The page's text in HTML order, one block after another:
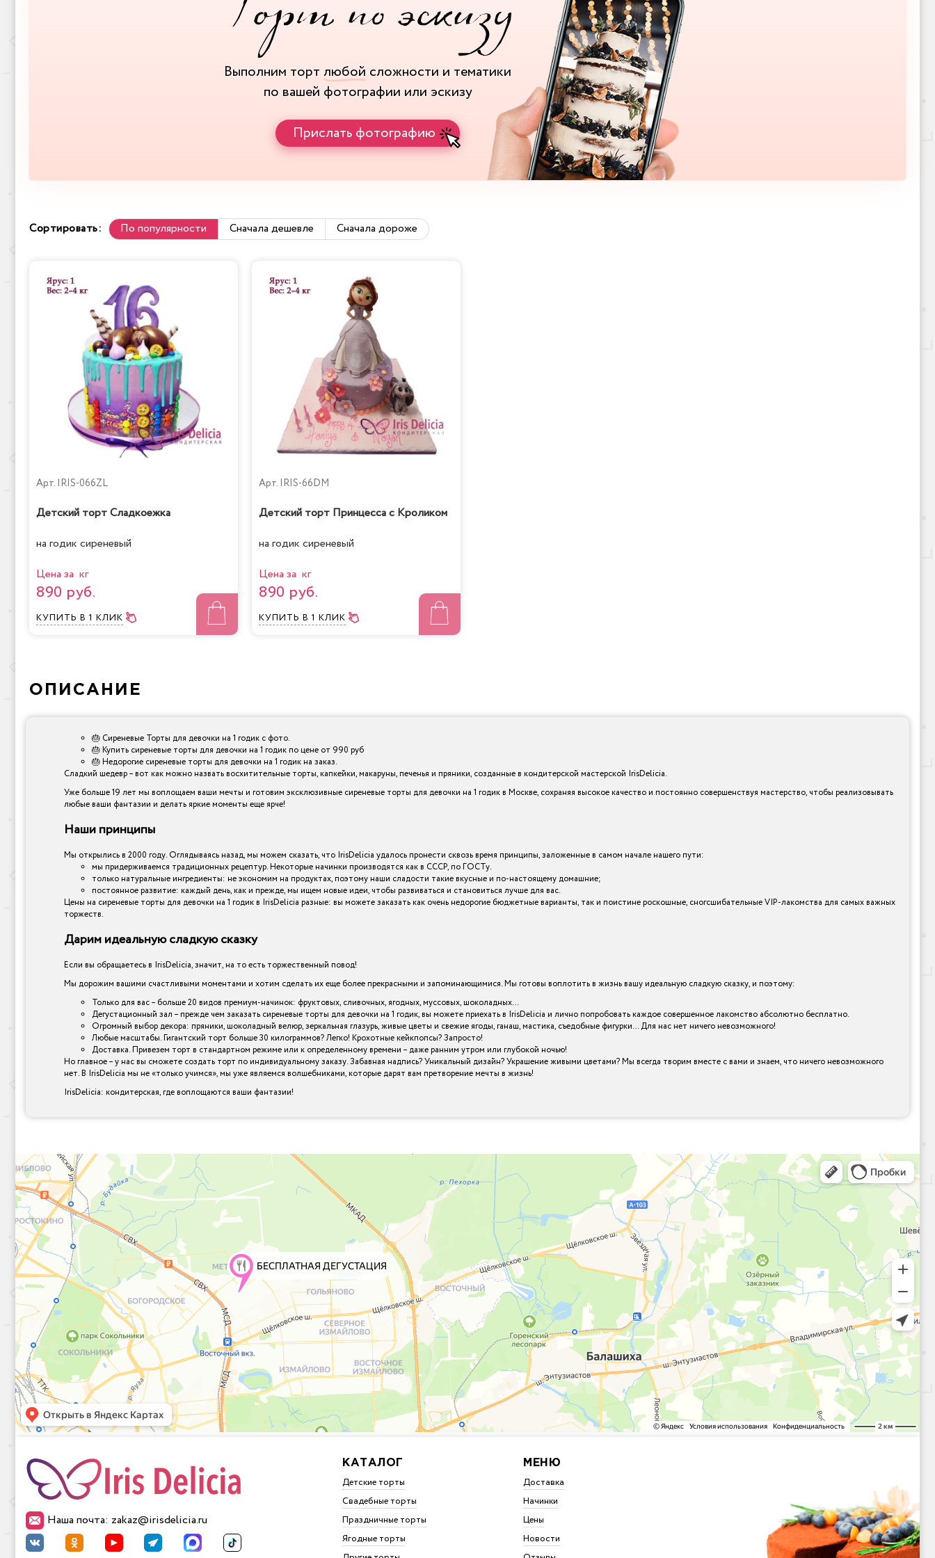
Выполним торт любой сложности и тематики
по вашей фотографии или эскизу
Прислать фотографию
Сортировать: По популярности Сначала дешевле Сначала дороже
Арт. IRIS-066ZL
Детский торт Сладкоежка
на годик сиреневый
Цена за кг
890 руб.
КУПИТЬ В 1 КЛИК
Арт. IRIS-66DM
Детский торт Принцесса с Кроликом
на годик сиреневый
Цена за кг
890 руб.
КУПИТЬ В 1 КЛИК
ОПИСАНИЕ
🎂 Сиреневые Торты для девочки на 1 годик с фото.
🎂 Купить сиреневые торты для девочки на 1 годик по цене от 990 руб
🎂 Недорогие сиреневые торты для девочки на 1 годик на заказ.
Сладкий шедевр – вот как можно назвать восхитительные торты, капкейки, макаруны, печенья и пряники, созданные в кондитерской мастерской IrisDelicia.
Уже больше 19 лет мы воплощаем ваши мечты и готовим эксклюзивные сиреневые торты для девочки на 1 годик в Москве, сохраняя высокое качество и постоянно совершенствуя мастерство, чтобы реализовывать
любые ваши фантазии и делать яркие моменты еще ярче!
Наши принципы
Мы открылись в 2000 году. Оглядываясь назад, мы можем сказать, что IrisDelicia удалось пронести сквозь время принципы, заложенные в самом начале нашего пути:
мы придерживаемся традиционных рецептур. Некоторые начинки производятся как в СССР, по ГОСТу.
только натуральные ингредиенты: не экономим на продуктах, поэтому наши сладости такие вкусные и по-настоящему домашние;
постоянное развитие: каждый день, как и прежде, мы ищем новые идеи, чтобы развиваться и становиться лучше для вас.
Цены на сиреневые торты для девочки на 1 годик в IrisDelicia разные: вы можете заказать как очень недорогие бюджетные варианты, так и поистине роскошные, сногсшибательные VIP-лакомства для самых важных
торжеств.
Дарим идеальную сладкую сказку
Если вы обращаетесь в IrisDelicia, значит, на то есть торжественный повод!
Мы дорожим вашими счастливыми моментами и хотим сделать их еще более прекрасными и запоминающимися. Мы готовы воплотить в жизнь вашу идеальную сладкую сказку, и поэтому:
Только для вас – больше 20 видов премиум-начинок: фруктовых, сливочных, ягодных, муссовых, шоколадных…
Дегустационный зал – прежде чем заказать сиреневые торты для девочки на 1 годик, вы можете приехать в IrisDelicia и лично попробовать каждое совершенное лакомство абсолютно бесплатно.
Огромный выбор декора: пряники, шоколадный велюр, зеркальная глазурь, живые цветы и свежие ягоды, ганаш, мастика, съедобные фигурки… Для нас нет ничего невозможного!
Любые масштабы. Гигантский торт больше 30 килограммов? Легко! Крохотные кейкпопсы? Запросто!
Доставка. Привезем торт в стандартном режиме или к определенному времени – даже ранним утром или глубокой ночью!
Но главное – у нас вы сможете создать торт по индивидуальному заказу. Забавная надпись? Уникальный дизайн? Украшение живыми цветами? Мы всегда творим вместе с вами и знаем, что ничего невозможного
нет. В IrisDelicia мы не «только учимся», мы уже являемся волшебниками, которые дарят вам претворение мечты в жизнь!
IrisDelicia: кондитерская, где воплощаются ваши фантазии!
Наша почта: zakaz@irisdelicia.ru
КАТАЛОГ
Детские торты
Свадебные торты
Праздничные торты
Ягодные торты
МЕНЮ
Доставка
Начинки
Цены
Новости